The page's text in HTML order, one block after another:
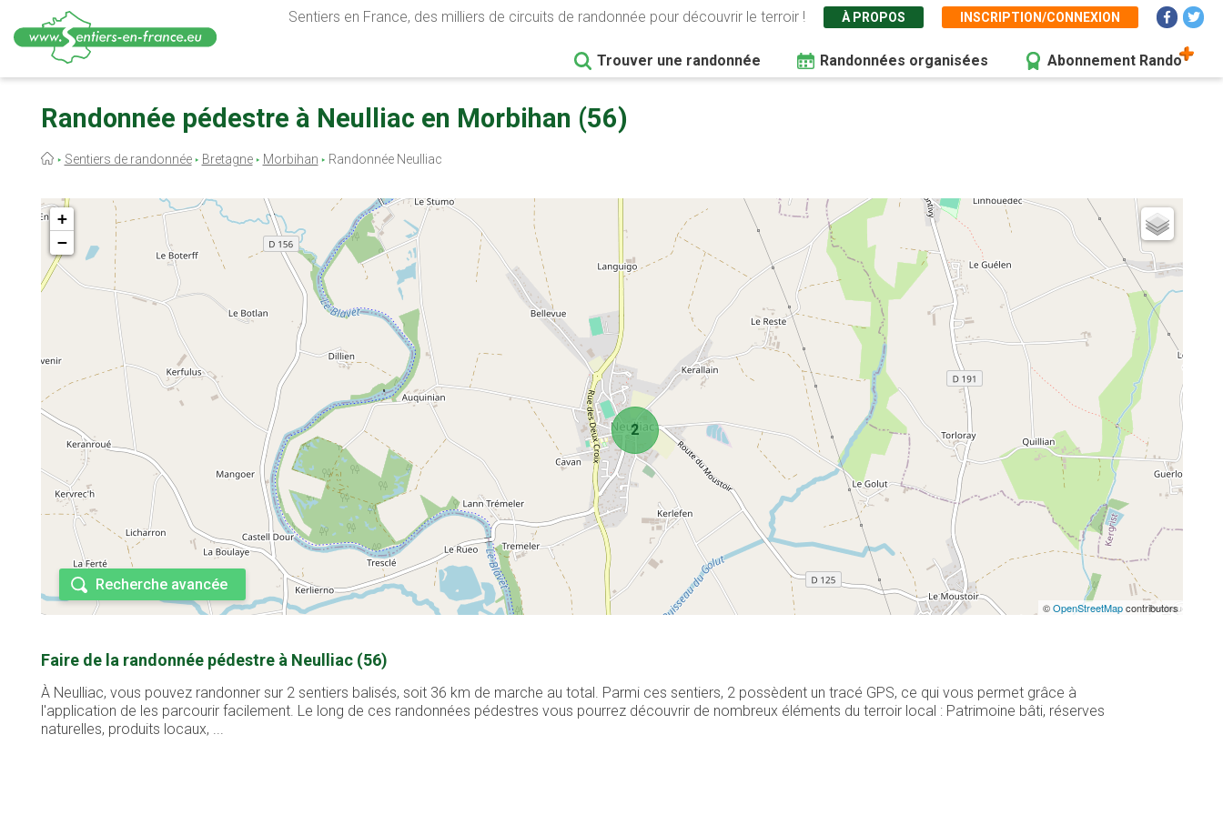
contenu
Sentiers en France, des milliers de circuits de randonnée pour découvrir le terroir ! À PROPOS INSCRIPTION/CONNEXION
Trouver une randonnée Randonnées organisées Abonnement Rando
Randonnée pédestre à Neulliac en Morbihan (56)
Fil
Sentiers de randonnée Bretagne Morbihan Randonnée Neulliac
2
+
−
©OpenStreetMapcontributors
Recherche avancée
Faire de la randonnée pédestre à Neulliac (56)
À Neulliac, vous pouvez randonner sur 2 sentiers balisés, soit 36 km de marche au total. Parmi ces sentiers, 2 possèdent un tracé GPS, ce qui vous permet grâce à
l'application de les parcourir facilement. Le long de ces randonnées pédestres vous pourrez découvrir de nombreux éléments du terroir local : Patrimoine bâti, réserves
naturelles, produits locaux, ...